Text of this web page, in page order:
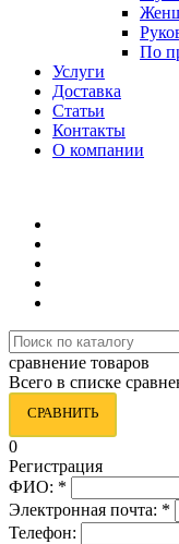
По
Услуги
Доставка
Статьи
Контакты
О компании
сравнение товаров
Всего в списке
СРАВНИТЬ
0
Регистрация
ФИО: *
Электронная почта: *
Телефон: